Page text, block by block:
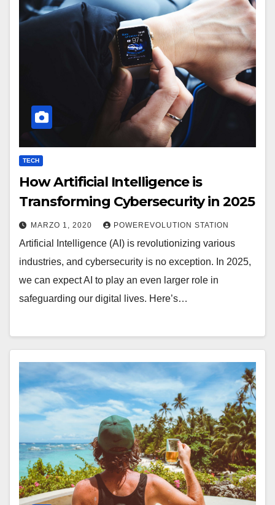
TECH
How Artificial Intelligence is
Transforming Cybersecurity in 2025
MARZO 1, 2020 POWEREVOLUTION STATION
Artificial Intelligence (AI) is revolutionizing various
industries, and cybersecurity is no exception. In 2025,
we can expect AI to play an even larger role in
safeguarding our digital lives. Here’s…